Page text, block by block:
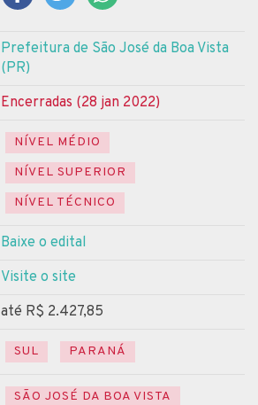
Prefeitura de São José da Boa Vista
(PR)
Encerradas (28 jan 2022)
NÍVEL MÉDIO
NÍVEL SUPERIOR
NÍVEL TÉCNICO
Baixe o edital
Visite o site
até R$ 2.427,85
SUL PARANÁ
SÃO JOSÉ DA BOA VISTA